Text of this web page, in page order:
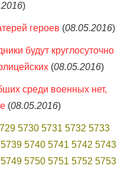
)
героев (08.05.2016)
будут круглосуточно
(08.05.2016)
среди военных нет,
(08.05.2016)
5730 5731 5732 5733
5739 5740 5741 5742 5743
5749 5750 5751 5752 5753